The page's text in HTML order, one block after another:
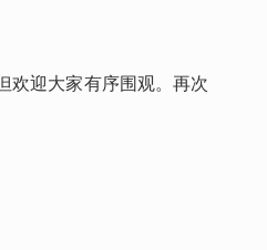
欢迎大家有序围观。再次